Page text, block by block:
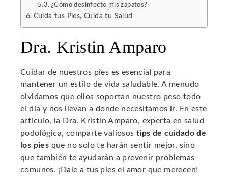
¿Cómo desinfecto mis zapatos?
Cuida tus Pies, Cuida tu Salud
Dra. Kristin Amparo
Cuidar de nuestros pies es esencial para
mantener un estilo de vida saludable. A menudo
olvidamos que ellos soportan nuestro peso todo
el día y nos llevan a donde necesitamos ir. En este
artículo, la Dra. Kristin Amparo, experta en salud
podológica, comparte valiosos tips de cuidado de
los pies que no solo te harán sentir mejor, sino
que también te ayudarán a prevenir problemas
comunes. ¡Dale a tus pies el amor que merecen!